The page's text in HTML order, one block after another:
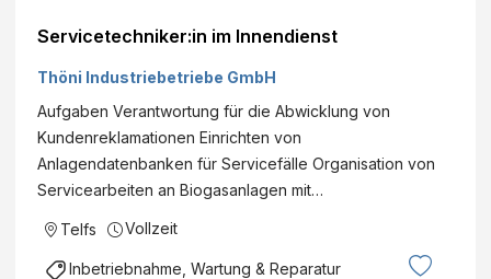
Servicetechniker:in im Innendienst
Thöni Industriebetriebe GmbH
Aufgaben Verantwortung für die Abwicklung von
Kundenreklamationen Einrichten von
Anlagendatenbanken für Servicefälle Organisation von
Servicearbeiten an Biogasanlagen mit…
Telfs Vollzeit
Inbetriebnahme, Wartung & Reparatur